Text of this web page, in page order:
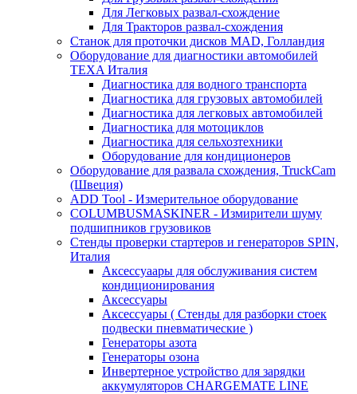
Для Легковых развал-схождение
Для Тракторов развал-схождения
Станок для проточки дисков MAD, Голландия
Оборудование для диагностики автомобилей
TEXA Италия
Диагностика для водного транспорта
Диагностика для грузовых автомобилей
Диагностика для легковых автомобилей
Диагностика для мотоциклов
Диагностика для сельхозтехники
Оборудование для кондиционеров
Оборудование для развала схождения, TruckCam
(Швеция)
ADD Tool - Измерительное оборудование
COLUMBUSMASKINER - Измирители шуму
подшипников грузовиков
Стенды проверки стартеров и генераторов SPIN,
Италия
Аксессуаары для обслуживания систем
кондиционирования
Аксессуары
Аксессуары ( Стенды для разборки стоек
подвески пневматические )
Генераторы азота
Генераторы озона
Инвертерное устройство для зарядки
аккумуляторов CHARGEMATE LINE